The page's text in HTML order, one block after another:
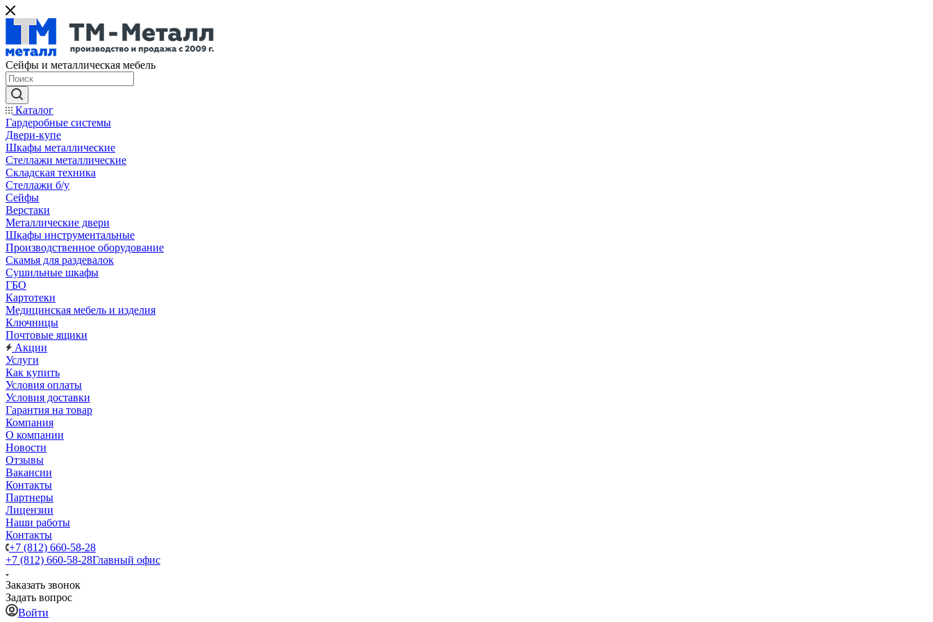
Сейфы и металлическая мебель
Каталог
Гардеробные системы
Двери-купе
Шкафы металлические
Стеллажи металлические
Складская техника
Стеллажи б/у
Сейфы
Верстаки
Металлические двери
Шкафы инструментальные
Производственное оборудование
Скамья для раздевалок
Сушильные шкафы
ГБО
Картотеки
Медицинская мебель и изделия
Ключницы
Почтовые ящики
Акции
Услуги
Как купить
Условия оплаты
Условия доставки
Гарантия на товар
Компания
О компании
Новости
Отзывы
Вакансии
Контакты
Партнеры
Лицензии
Наши работы
Контакты
+7 (812) 660-58-28
+7 (812) 660-58-28Главный офис
Заказать звонок
Задать вопрос
Войти